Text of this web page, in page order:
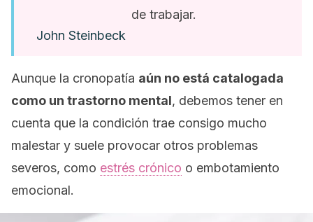
de trabajar.
John Steinbeck
Aunque la cronopatía aún no está catalogada
como un trastorno mental, debemos tener en
cuenta que la condición trae consigo mucho
malestar y suele provocar otros problemas
severos, como estrés crónico o embotamiento
emocional.